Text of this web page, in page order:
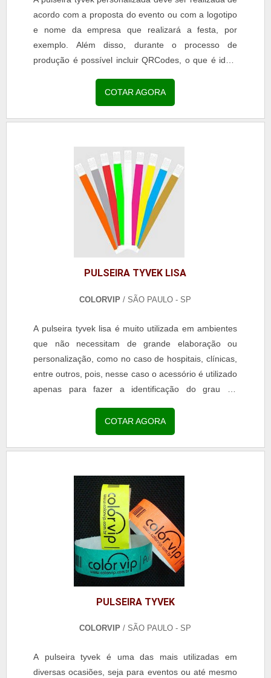
acordo com a proposta do evento ou com a logotipo
e nome da empresa que realizará a festa, por
exemplo. Além disso, durante o processo de
produção é possível incluir QRCodes, o que é ideal
SOBRE A PULSEIRA PERSONALIZADA Nesse caso,
é indicado que os clientes façam a escolha de cores
neutras, pois, assim, o processo de personalização
COTAR AGORA
PULSEIRA TYVEK LISA
COLORVIP/ SÃO PAULO - SP
A pulseira tyvek lisa é muito utilizada em ambientes
que não necessitam de grande elaboração ou
personalização, como no caso de hospitais, clínicas,
entre outros, pois, nesse caso o acessório é utilizado
apenas para fazer a identificação do grau de
SOBRE PULSEIRAS TYVEK LISAS Nesse caso, o
uso mais comum de cores são as verdes, vermelhas
e amarelas, porém, o mercado oferece diversas
COTAR AGORA
PULSEIRA TYVEK
COLORVIP/ SÃO PAULO - SP
A pulseira tyvek é uma das mais utilizadas em
diversas ocasiões, seja para eventos ou até mesmo